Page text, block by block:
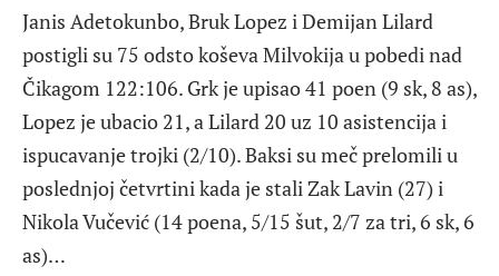
Janis Adetokunbo, Bruk Lopez i Demijan Lilard
postigli su 75 odsto koševa Milvokija u pobedi nad
Čikagom 122:106. Grk je upisao 41 poen (9 sk, 8 as),
Lopez je ubacio 21, a Lilard 20 uz 10 asistencija i
ispucavanje trojki (2/10). Baksi su meč prelomili u
poslednjoj četvrtini kada je stali Zak Lavin (27) i
Nikola Vučević (14 poena, 5/15 šut, 2/7 za tri, 6 sk, 6
as)…